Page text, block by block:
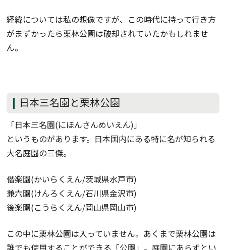
経緯については私の想像ですが、この時代に持って行き方
がまずかったら栗林公園は破却されていたかもしれませ
ん。
日本三名園と栗林公園
「日本三名園(にほんさんめいえん)」
というものがあります。日本国内にある特に名が知られる
大名庭園の三傑。
偕楽園(かいらくえん/茨城県水戸市)
兼六園(けんろくえん/石川県金沢市)
後楽園(こうらくえん/岡山県岡山市)
この中に栗林公園は入っていません。あくまで栗林公園は
誰でも使用することができる「公園」。庭園にあらずとい